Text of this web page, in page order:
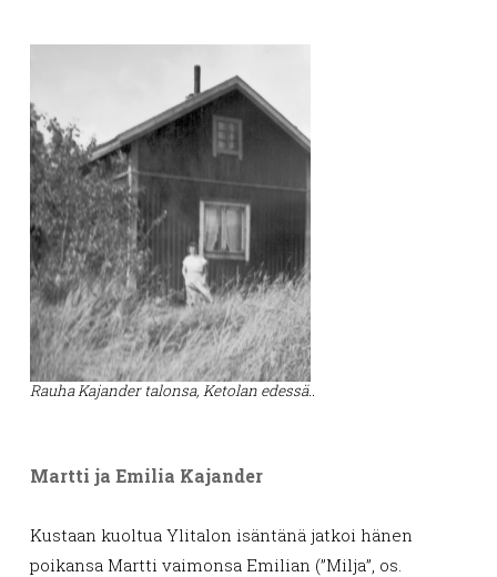
Rauha Kajander talonsa, Ketolan edessä..
Martti ja Emilia Kajander
Kustaan kuoltua Ylitalon isäntänä jatkoi hänen
poikansa Martti vaimonsa Emilian (”Milja”, os.